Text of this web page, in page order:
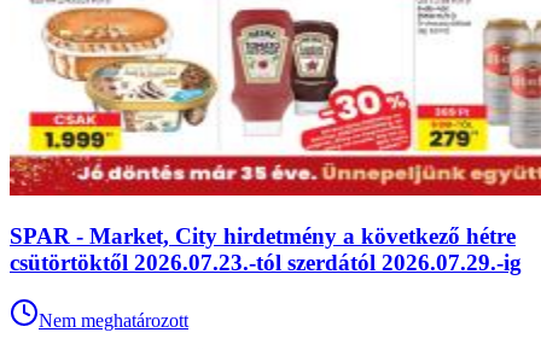
SPAR - Market, City hirdetmény a következő hétre
csütörtöktől 2026.07.23.-tól szerdától 2026.07.29.-ig
Nem meghatározott